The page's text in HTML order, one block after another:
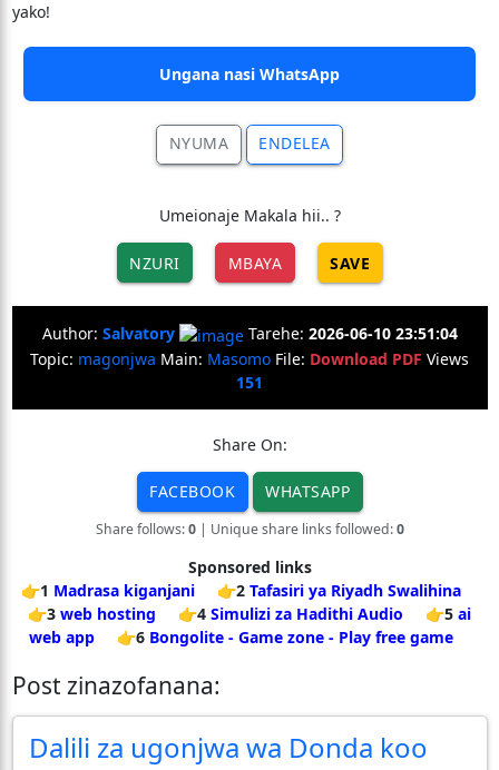
yako!
Ungana nasi WhatsApp
NYUMA ENDELEA
Umeionaje Makala hii.. ?
NZURI MBAYA SAVE
Author: Salvatory Tarehe: 2026-06-10 23:51:04
Topic: magonjwa Main: Masomo File: Download PDF Views
151
Share On:
FACEBOOK WHATSAPP
Share follows:0| Unique share links followed:0
Sponsored links
👉1 Madrasa kiganjani 👉2 Tafasiri ya Riyadh Swalihina
👉3 web hosting 👉4 Simulizi za Hadithi Audio 👉5 ai
web app
👉6 Bongolite - Game zone - Play free game
Post zinazofanana:
Dalili za ugonjwa wa Donda koo